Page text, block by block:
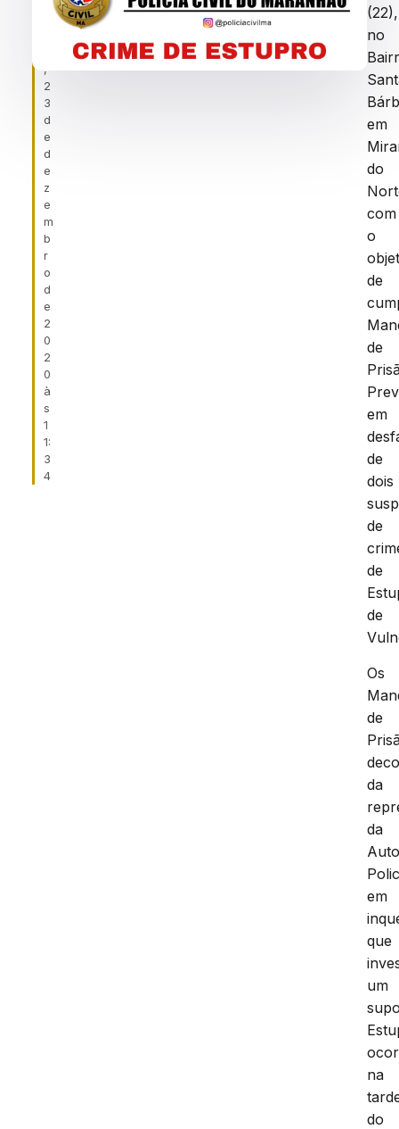
,
2
3
d
e
d
e
z
e
m
b
r
o
d
e
2
0
2
0
à
s
1
1:
3
4
MIRANDA
NORTE/MA
(22),
no
em
do
com
o
de
de
em
de
dois
de
de
de
Os
de
da
da
em
que
um
na
do